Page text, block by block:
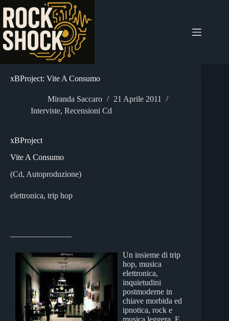
contenuto
xBProject: Vite A Consumo
Miranda Saccaro
21 Aprile 2011
Interviste, Recensioni Cd
xBProject
Vite A Consumo
(Cd, Autoproduzione)
elettronica, trip hop
Un insieme di trip
hop, musica
elettronica,
inquietudini
postmoderne in
chiave morbida ed
ipnotica, rock e
musica leggera. E